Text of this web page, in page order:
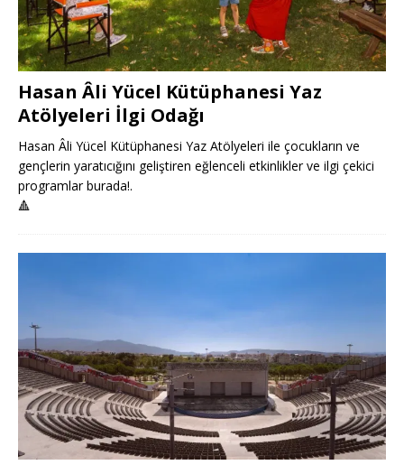
Hasan Âli Yücel Kütüphanesi Yaz
Atölyeleri İlgi Odağı
Hasan Âli Yücel Kütüphanesi Yaz Atölyeleri ile çocukların ve
gençlerin yaratıcığını geliştiren eğlenceli etkinlikler ve ilgi çekici
programlar burada!.
🔺